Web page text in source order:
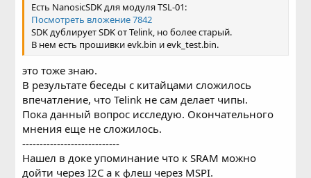
Есть NanosicSDK для модуля TSL-01:
Посмотреть вложение 7842
SDK дублирует SDK от Telink, но более старый.
В нем есть прошивки evk.bin и evk_test.bin.
это тоже знаю.
В результате беседы с китайцами сложилось
впечатление, что Telink не сам делает чипы.
Пока данный вопрос исследую. Окончательного
мнения еще не сложилось.
----------------------------
Нашел в доке упоминание что к SRAM можно
дойти через I2C а к флеш через MSPI.